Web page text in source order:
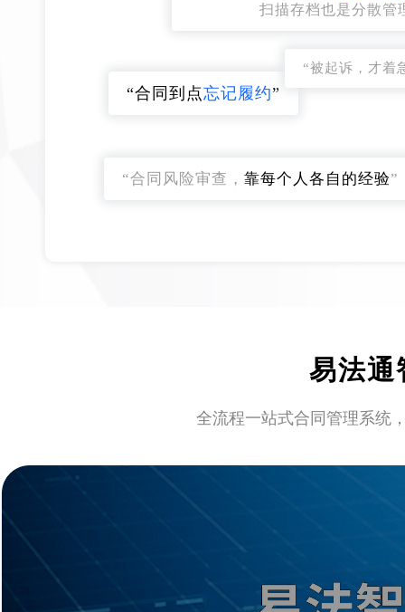
扫描存档也是分散管
“合同到点忘记履约”
“被起诉，才着
“合同风险审查， 靠每个人各自的经验”
易法通
全流程一站式合同管理系统